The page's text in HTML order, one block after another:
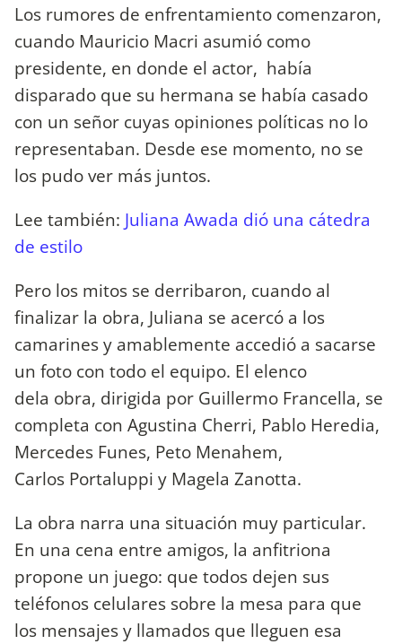
Los rumores de enfrentamiento comenzaron,
cuando Mauricio Macri asumió como
presidente, en donde el actor, había
disparado que su hermana se había casado
con un señor cuyas opiniones políticas no lo
representaban. Desde ese momento, no se
los pudo ver más juntos.
Lee también: Juliana Awada dió una cátedra
de estilo
Pero los mitos se derribaron, cuando al
finalizar la obra, Juliana se acercó a los
camarines y amablemente accedió a sacarse
un foto con todo el equipo. El elenco
dela obra, dirigida por Guillermo Francella, se
completa con Agustina Cherri, Pablo Heredia,
Mercedes Funes, Peto Menahem,
Carlos Portaluppi y Magela Zanotta.
La obra narra una situación muy particular.
En una cena entre amigos, la anfitriona
propone un juego: que todos dejen sus
teléfonos celulares sobre la mesa para que
los mensajes y llamados que lleguen esa